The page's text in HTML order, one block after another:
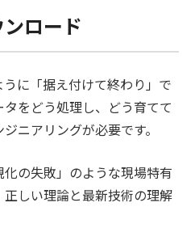
ロード
に「据え付けて終わり」で
をどう処理し、どう育てて
ニアリングが必要です。
の失敗」のような現場特有
しい理論と最新技術の理解